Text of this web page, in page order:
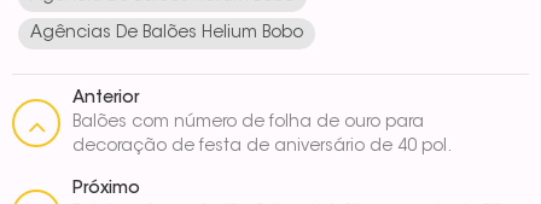
Agências De Balões Helium Bobo
Anterior
Balões com número de folha de ouro para
decoração de festa de aniversário de 40 pol.
Próximo